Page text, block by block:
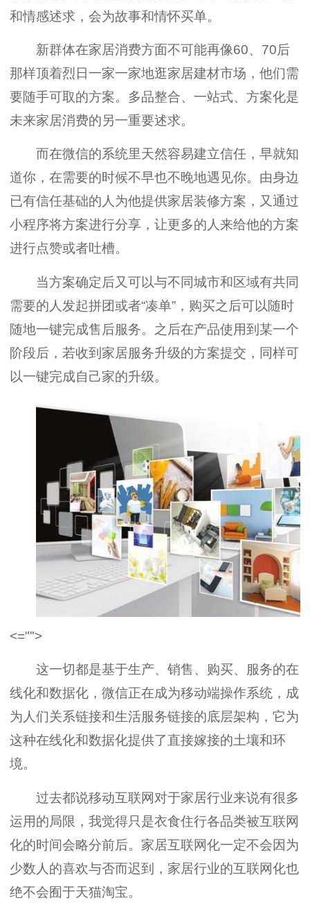
和情感述求，会为故事和情怀买单。
新群体在家居消费方面不可能再像60、70后
那样顶着烈日一家一家地逛家居建材市场，他们需
要随手可取的方案。多品整合、一站式、方案化是
未来家居消费的另一重要述求。
而在微信的系统里天然容易建立信任，早就知
道你，在需要的时候不早也不晚地遇见你。由身边
已有信任基础的人为他提供家居装修方案，又通过
小程序将方案进行分享，让更多的人来给他的方案
进行点赞或者吐槽。
当方案确定后又可以与不同城市和区域有共同
需要的人发起拼团或者“凑单”，购买之后可以随时
随地一键完成售后服务。之后在产品使用到某一个
阶段后，若收到家居服务升级的方案提交，同样可
以一键完成自己家的升级。
<="">
这一切都是基于生产、销售、购买、服务的在
线化和数据化，微信正在成为移动端操作系统，成
为人们关系链接和生活服务链接的底层架构，它为
这种在线化和数据化提供了直接嫁接的土壤和环
境。
过去都说移动互联网对于家居行业来说有很多
运用的局限，我觉得只是衣食住行各品类被互联网
化的时间会略分前后。家居互联网化一定不会因为
少数人的喜欢与否而迟到，家居行业的互联网化也
绝不会囿于天猫淘宝。